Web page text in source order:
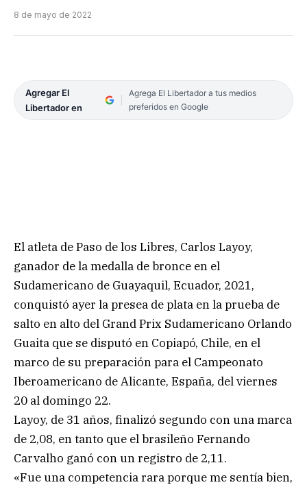
8 de mayo de 2022
Agregar El
Libertador en
Agrega El Libertador a tus medios
preferidos en Google
El atleta de Paso de los Libres, Carlos Layoy,
ganador de la medalla de bronce en el
Sudamericano de Guayaquil, Ecuador, 2021,
conquistó ayer la presea de plata en la prueba de
salto en alto del Grand Prix Sudamericano Orlando
Guaita que se disputó en Copiapó, Chile, en el
marco de su preparación para el Campeonato
Iberoamericano de Alicante, España, del viernes
20 al domingo 22.
Layoy, de 31 años, finalizó segundo con una marca
de 2,08, en tanto que el brasileño Fernando
Carvalho ganó con un registro de 2,11.
«Fue una competencia rara porque me sentía bien,